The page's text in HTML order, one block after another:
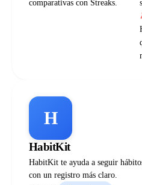
comparativas con Streaks.
H
HabitKit
HabitKit te ayuda a seguir
con un registro más claro.